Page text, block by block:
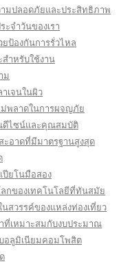
มปลอดภัยและประสิทธิภาพ
จำวันของเรา
ป้องกันการรั่วไหล
ำหรับใช้งาน
ม
เจนในผิว
พลาดในการผจญภัย
ดีไซน์และคุณสมบัติ
ะอาดที่มีมาตรฐานสูงสุด
ปียโนมือสอง
กของเทคโนโลยีที่ทันสมัย
สวรรค์ของแหล่งท่องเที่ยว
ที่เหมาะสมกับงบประมาณ
อลูมิเนียมคอมโพสิต